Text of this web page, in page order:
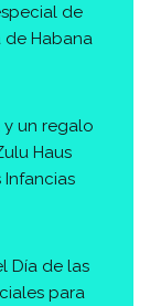
de
de Habana
un regalo
Haus
Día de las
para